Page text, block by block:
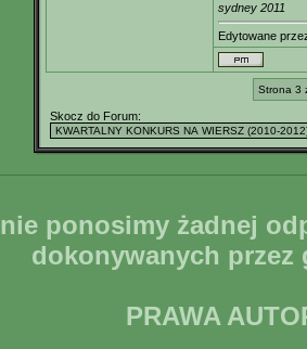
sydney 2011
Edytowane
Strona 3
Skocz do Forum:
nie ponosimy żadnej
dokonywanych
PRAWA